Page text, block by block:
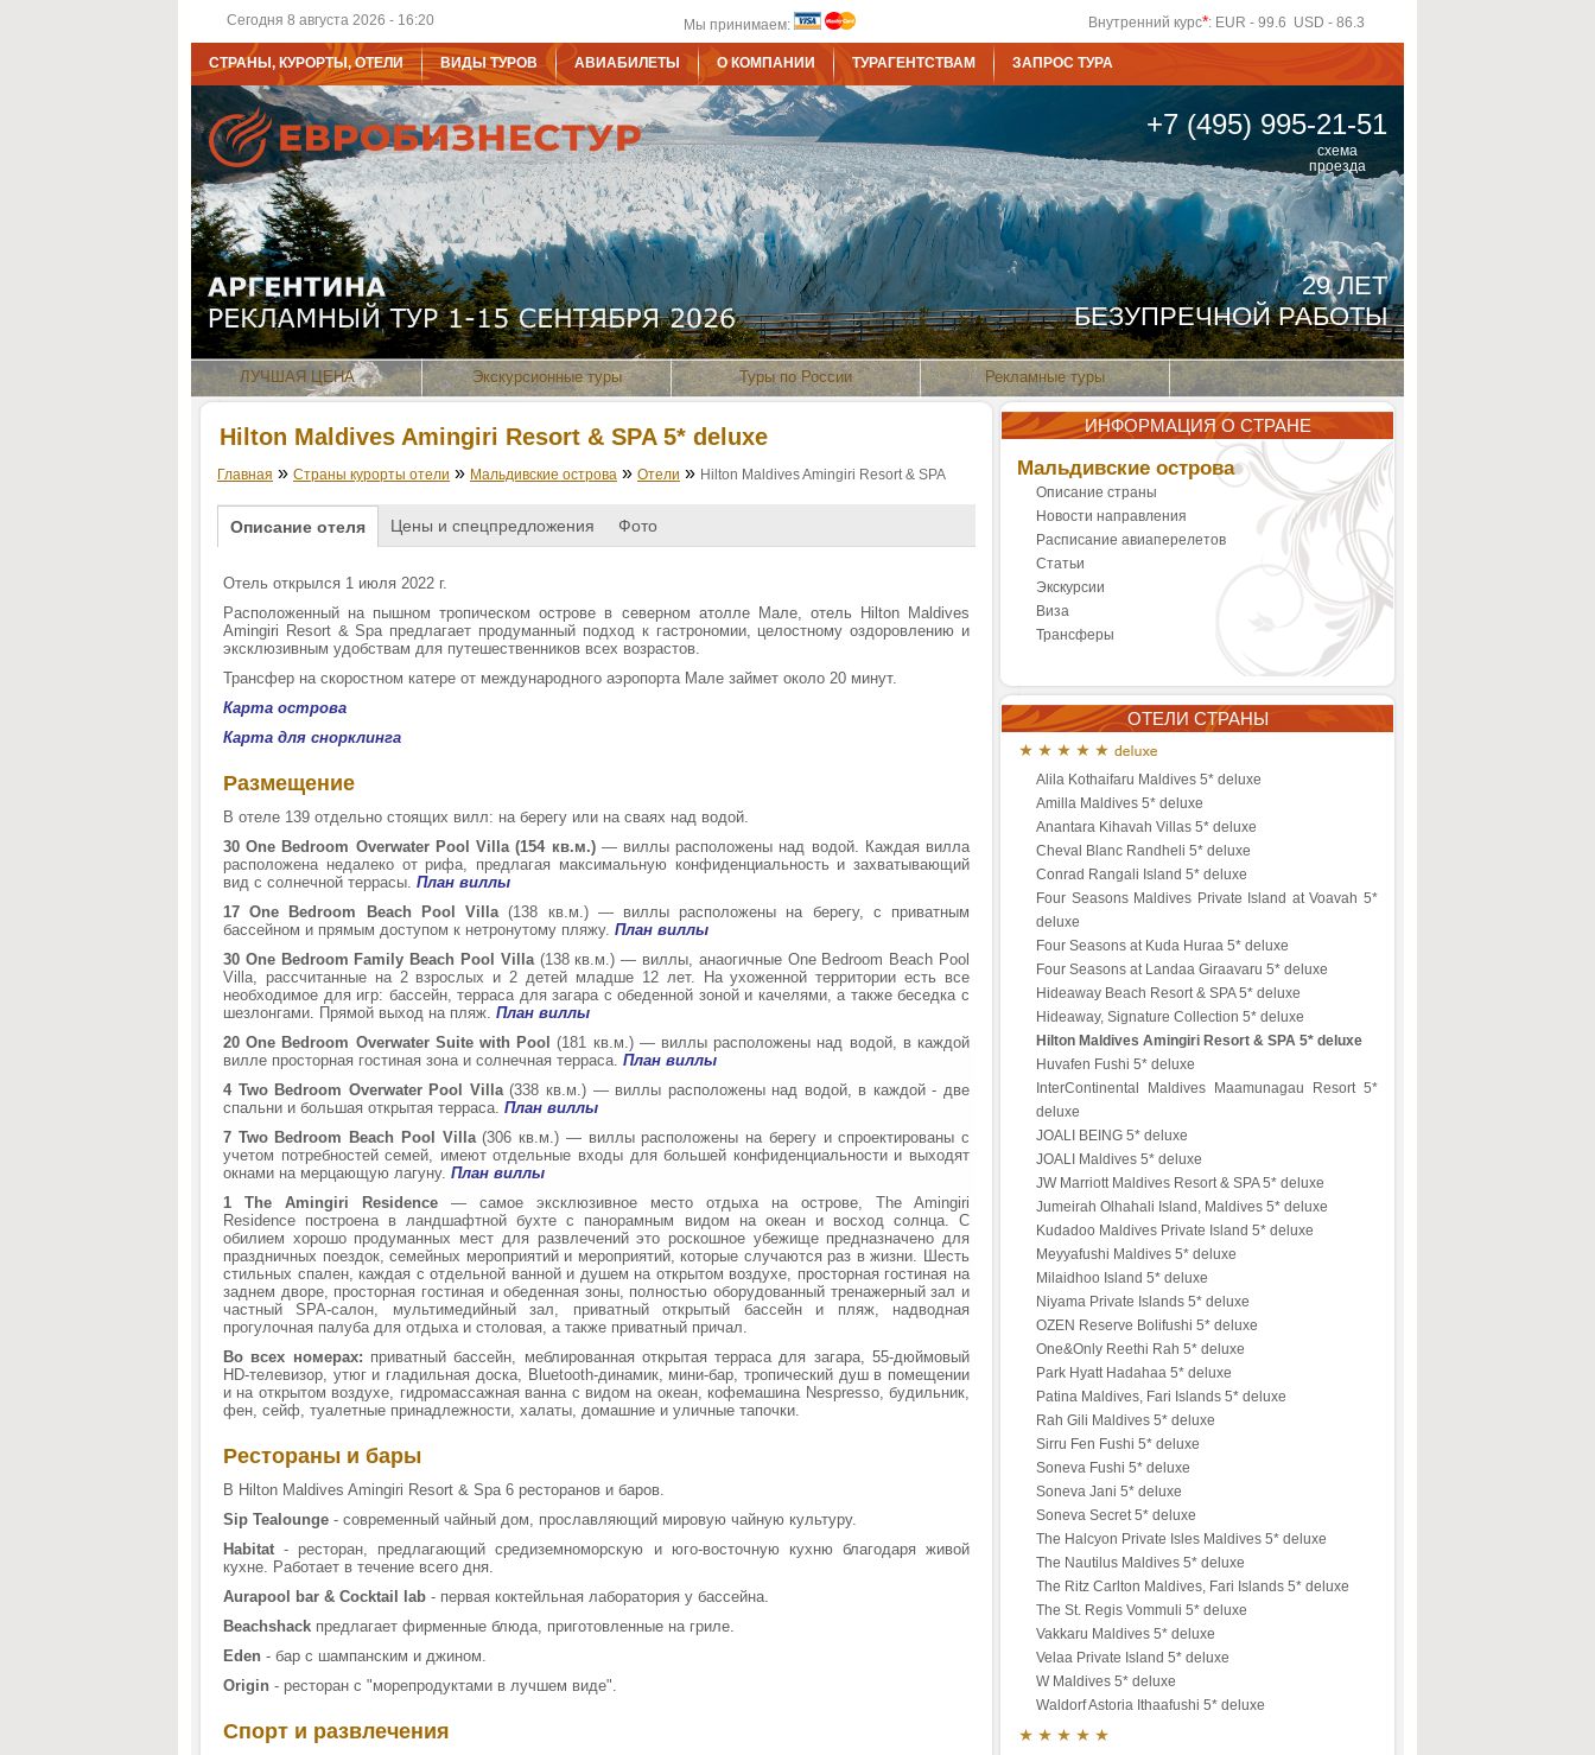
Сегодня 8 августа 2026 - 16:20 Мы принимаем: Внутренний курс*: EUR - 99.6 USD - 86.3
СТРАНЫ, КУРОРТЫ, ОТЕЛИ ВИДЫ ТУРОВ АВИАБИЛЕТЫ О КОМПАНИИ ТУРАГЕНТСТВАМ ЗАПРОС ТУРА
+7 (495) 995-21-51
схема
проезда
ЛУЧШАЯ ЦЕНА Экскурсионные туры Туры по России Рекламные туры
29 ЛЕТ
БЕЗУПРЕЧНОЙ РАБОТЫ
Hilton Maldives Amingiri Resort & SPA 5* deluxe
Главная » Страны курорты отели » Мальдивские острова » Отели » Hilton Maldives Amingiri Resort & SPA
Описание отеля Цены и спецпредложения Фото
Отель открылся 1 июля 2022 г.
Расположенный на пышном тропическом острове в северном атолле Мале, отель Hilton Maldives
Amingiri Resort & Spa предлагает продуманный подход к гастрономии, целостному оздоровлению и
эксклюзивным удобствам для путешественников всех возрастов.
Трансфер на скоростном катере от международного аэропорта Мале займет около 20 минут.
Карта острова
Карта для снорклинга
Размещение
В отеле 139 отдельно стоящих вилл: на берегу или на сваях над водой.
30 One Bedroom Overwater Pool Villa (154 кв.м.)— виллы расположены над водой. Каждая вилла
расположена недалеко от рифа, предлагая максимальную конфиденциальность и захватывающий
вид с солнечной террасы. План виллы
17 One Bedroom Beach Pool Villa(138 кв.м.) — виллы расположены на берегу, с приватным
бассейном и прямым доступом к нетронутому пляжу. План виллы
30 One Bedroom Family Beach Pool Villa(138 кв.м.) — виллы, анаогичные One Bedroom Beach Pool
Villa, рассчитанные на 2 взрослых и 2 детей младше 12 лет. На ухоженной территории есть все
необходимое для игр: бассейн, терраса для загара с обеденной зоной и качелями, а также беседка с
шезлонгами. Прямой выход на пляж. План виллы
20 One Bedroom Overwater Suite with Pool (181 кв.м.) — виллы расположены над водой, в каждой
вилле просторная гостиная зона и солнечная терраса. План виллы
4 Two Bedroom Overwater Pool Villa(338 кв.м.) — виллы расположены над водой, в каждой - две
спальни и большая открытая терраса. План виллы
7 Two Bedroom Beach Pool Villa(306 кв.м.) — виллы расположены на берегу и спроектированы с
учетом потребностей семей, имеют отдельные входы для большей конфиденциальности и выходят
окнами на мерцающую лагуну. План виллы
1 The Amingiri Residence — самое эксклюзивное место отдыха на острове, The Amingiri
Residence построена в ландшафтной бухте с панорамным видом на океан и восход солнца. С
обилием хорошо продуманных мест для развлечений это роскошное убежище предназначено для
праздничных поездок, семейных мероприятий и мероприятий, которые случаются раз в жизни. Шесть
стильных спален, каждая с отдельной ванной и душем на открытом воздухе, просторная гостиная на
заднем дворе, просторная гостиная и обеденная зоны, полностью оборудованный тренажерный зал и
частный SPA-салон, мультимедийный зал, приватный открытый бассейн и пляж, надводная
прогулочная палуба для отдыха и столовая, а также приватный причал.
Во всех номерах: приватный бассейн, меблированная открытая терраса для загара, 55-дюймовый
HD-телевизор, утюг и гладильная доска, Bluetooth-динамик, мини-бар, тропический душ в помещении
и на открытом воздухе, гидромассажная ванна с видом на океан, кофемашина Nespresso, будильник,
фен, сейф, туалетные принадлежности, халаты, домашние и уличные тапочки.
Рестораны и бары
В Hilton Maldives Amingiri Resort & Spa 6 ресторанов и баров.
Sip Tealounge - современный чайный дом, прославляющий мировую чайную культуру.
Habitat- ресторан, предлагающий средиземноморскую и юго-восточную кухню благодаря живой
кухне. Работает в течение всего дня.
Aurapool bar & Cocktail lab - первая коктейльная лаборатория у бассейна.
Beachshack предлагает фирменные блюда, приготовленные на гриле.
Eden - бар с шампанским и джином.
Origin - ресторан с "морепродуктами в лучшем виде".
Спорт и развлечения
ИНФОРМАЦИЯ О СТРАНЕ
Мальдивские острова
Описание страны
Новости направления
Расписание авиаперелетов
Статьи
Экскурсии
Виза
Трансферы
ОТЕЛИ СТРАНЫ
Alila Kothaifaru Maldives 5* deluxe
Amilla Maldives 5* deluxe
Anantara Kihavah Villas 5* deluxe
Cheval Blanc Randheli 5* deluxe
Conrad Rangali Island 5* deluxe
Four Seasons Maldives Private Island at Voavah 5*
deluxe
Four Seasons at Kuda Huraa 5* deluxe
Four Seasons at Landaa Giraavaru 5* deluxe
Hideaway Beach Resort & SPA 5* deluxe
Hideaway, Signature Collection 5* deluxe
Hilton Maldives Amingiri Resort & SPA 5* deluxe
Huvafen Fushi 5* deluxe
InterContinental Maldives Maamunagau Resort 5*
deluxe
JOALI BEING 5* deluxe
JOALI Maldives 5* deluxe
JW Marriott Maldives Resort & SPA 5* deluxe
Jumeirah Olhahali Island, Maldives 5* deluxe
Kudadoo Maldives Private Island 5* deluxe
Meyyafushi Maldives 5* deluxe
Milaidhoo Island 5* deluxe
Niyama Private Islands 5* deluxe
OZEN Reserve Bolifushi 5* deluxe
One&Only Reethi Rah 5* deluxe
Park Hyatt Hadahaa 5* deluxe
Patina Maldives, Fari Islands 5* deluxe
Rah Gili Maldives 5* deluxe
Sirru Fen Fushi 5* deluxe
Soneva Fushi 5* deluxe
Soneva Jani 5* deluxe
Soneva Secret 5* deluxe
The Halcyon Private Isles Maldives 5* deluxe
The Nautilus Maldives 5* deluxe
The Ritz Carlton Maldives, Fari Islands 5* deluxe
The St. Regis Vommuli 5* deluxe
Vakkaru Maldives 5* deluxe
Velaa Private Island 5* deluxe
W Maldives 5* deluxe
Waldorf Astoria Ithaafushi 5* deluxe